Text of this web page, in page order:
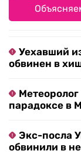
Уехавший
обвинен в
парадоксе в
Экс-посла
обвинили в